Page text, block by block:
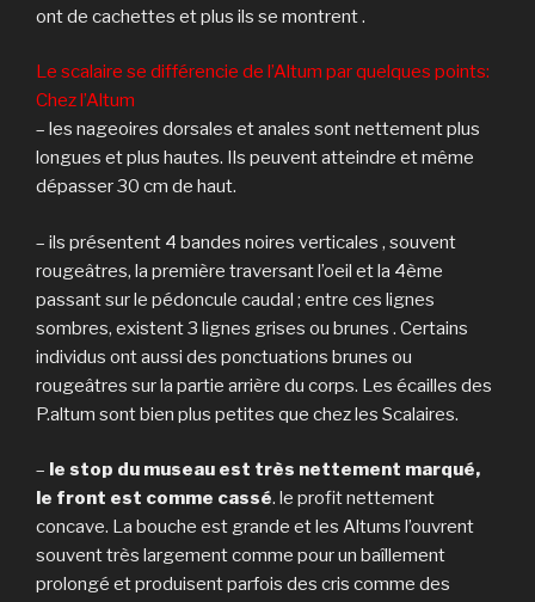
ont de cachettes et plus ils se montrent .
Le scalaire se différencie de l’Altum par quelques points:
Chez l’Altum
– les nageoires dorsales et anales sont nettement plus
longues et plus hautes. Ils peuvent atteindre et même
dépasser 30 cm de haut.
– ils présentent 4 bandes noires verticales , souvent
rougeâtres, la première traversant l’oeil et la 4ème
passant sur le pédoncule caudal ; entre ces lignes
sombres, existent 3 lignes grises ou brunes . Certains
individus ont aussi des ponctuations brunes ou
rougeâtres sur la partie arrière du corps. Les écailles des
P.altum sont bien plus petites que chez les Scalaires.
– le stop du museau est très nettement marqué,
le front est comme cassé. le profit nettement
concave. La bouche est grande et les Altums l’ouvrent
souvent très largement comme pour un baîllement
prolongé et produisent parfois des cris comme des